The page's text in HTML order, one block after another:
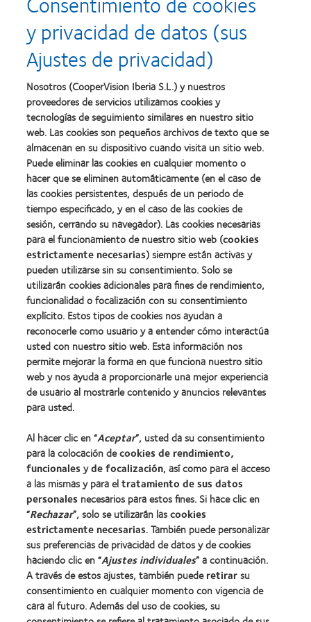
con
MyDay™
el
desarrollo
del
liderazgo
2011:
Premios
a
mejor
(2011)
2011:
Premio
a
salud
Learn
about
2012:
Premio
Manufacturing
Leadership
100
(ML
100)
(2012)
Learn
more
about
2012
Premio
internacional
REBRAND
100®
(2012)
Learn
more
about
Premio
de
la
Industria
de
la
BCLA
Nuestros productos
Encuentre su lente
Tecnología para lentes de contacto
Lentes de contacto y visión
Usuario experimentado
Blog
Sobre nosotros
Carreras
Noticias
Contacto
Legal
y privacidad de datos (sus
Ajustes de privacidad)
Nosotros (CooperVision Iberia S.L.) y nuestros
proveedores de servicios utilizamos cookies y
tecnologías de seguimiento similares en nuestro sitio
web. Las cookies son pequeños archivos de texto que se
almacenan en su dispositivo cuando visita un sitio web.
Puede eliminar las cookies en cualquier momento o
hacer que se eliminen automáticamente (en el caso de
las cookies persistentes, después de un periodo de
tiempo especificado, y en el caso de las cookies de
sesión, cerrando su navegador). Las cookies necesarias
para el funcionamiento de nuestro sitio web (cookies
estrictamente necesarias) siempre están activas y
pueden utilizarse sin su consentimiento. Solo se
utilizarán cookies adicionales para fines de rendimiento,
funcionalidad o focalización con su consentimiento
explícito. Estos tipos de cookies nos ayudan a
reconocerle como usuario y a entender cómo interactúa
usted con nuestro sitio web. Esta información nos
permite mejorar la forma en que funciona nuestro sitio
web y nos ayuda a proporcionarle una mejor experiencia
de usuario al mostrarle contenido y anuncios relevantes
para usted.
Al hacer clic en “Aceptar”, usted da su consentimiento
para la colocación decookies de rendimiento,
funcionalesyde focalización, así como para el acceso
a las mismas y para eltratamiento de sus datos
personales necesarios para estos fines. Si hace clic en
“Rechazar”, solo se utilizarán lascookies
estrictamente necesarias. También puede personalizar
sus preferencias de privacidad de datos y de cookies
haciendo clic en “Ajustes individuales” a continuación.
A través de estos ajustes, también puederetirarsu
consentimiento en cualquier momento con vigencia de
cara al futuro. Además del uso de cookies, su